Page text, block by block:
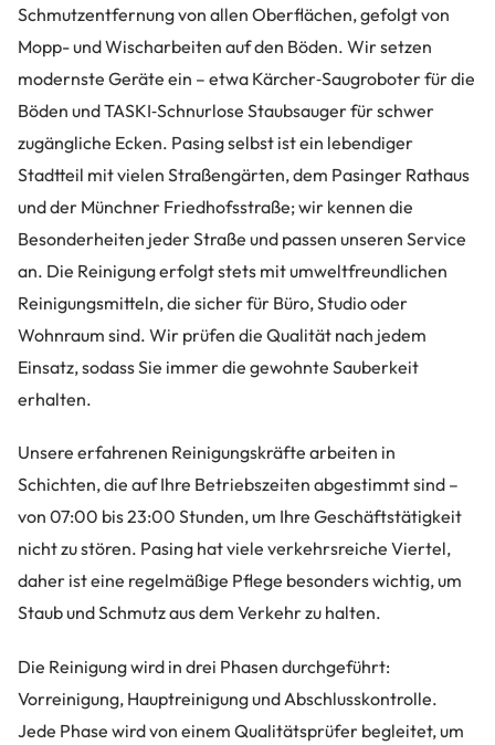
Schmutzentfernung von allen Oberflächen, gefolgt von
Mopp- und Wischarbeiten auf den Böden. Wir setzen
modernste Geräte ein – etwa Kärcher‑Saugroboter für die
Böden und TASKI‑Schnurlose Staubsauger für schwer
zugängliche Ecken. Pasing selbst ist ein lebendiger
Stadtteil mit vielen Straßengärten, dem Pasinger Rathaus
und der Münchner Friedhofsstraße; wir kennen die
Besonderheiten jeder Straße und passen unseren Service
an. Die Reinigung erfolgt stets mit umweltfreundlichen
Reinigungsmitteln, die sicher für Büro, Studio oder
Wohnraum sind. Wir prüfen die Qualität nach jedem
Einsatz, sodass Sie immer die gewohnte Sauberkeit
erhalten.
Unsere erfahrenen Reinigungskräfte arbeiten in
Schichten, die auf Ihre Betriebszeiten abgestimmt sind –
von 07:00 bis 23:00 Stunden, um Ihre Geschäftstätigkeit
nicht zu stören. Pasing hat viele verkehrsreiche Viertel,
daher ist eine regelmäßige Pflege besonders wichtig, um
Staub und Schmutz aus dem Verkehr zu halten.
Die Reinigung wird in drei Phasen durchgeführt:
Vorreinigung, Hauptreinigung und Abschlusskontrolle.
Jede Phase wird von einem Qualitätsprüfer begleitet, um